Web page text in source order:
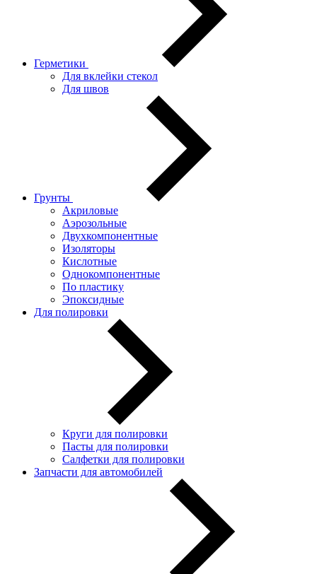
Герметики
Для вклейки стекол
Для швов
Грунты
Акриловые
Аэрозольные
Двухкомпонентные
Изоляторы
Кислотные
Однокомпонентные
По пластику
Эпоксидные
Для полировки
Круги для полировки
Пасты для полировки
Салфетки для полировки
Запчасти для автомобилей